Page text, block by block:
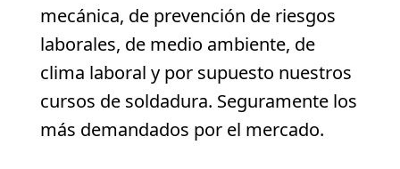
mecánica, de prevención de riesgos
laborales, de medio ambiente, de
clima laboral y por supuesto nuestros
cursos de soldadura. Seguramente los
más demandados por el mercado.